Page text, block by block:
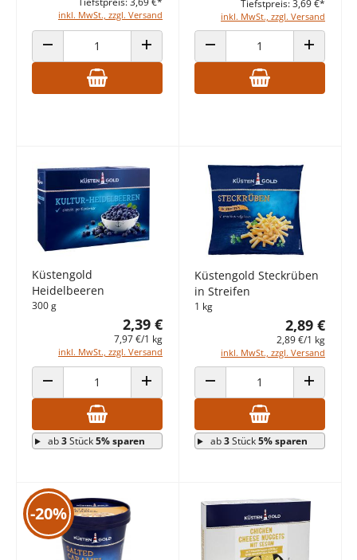
inkl. MwSt., zzgl. Versand
ANZAHL VERRINGERN ANZAHL ERHÖHEN
inkl. MwSt., zzgl. Versand
Tiefstpreis: 3,69 €*
ANZAHL VERRINGERN ANZAHL
Küstengold
Heidelbeeren
300 g
2,39 €
7,97 €/1 kg
inkl. MwSt., zzgl. Versand
ANZAHL VERRINGERN ANZAHL ERHÖHEN
ab3Stück5% sparen
Küstengold Steckrüben
in Streifen
1 kg
2,89 €
2,89 €/1 kg
inkl. MwSt., zzgl. Versand
ANZAHL VERRINGERN ANZAHL
ab3Stück5% sparen
-20%